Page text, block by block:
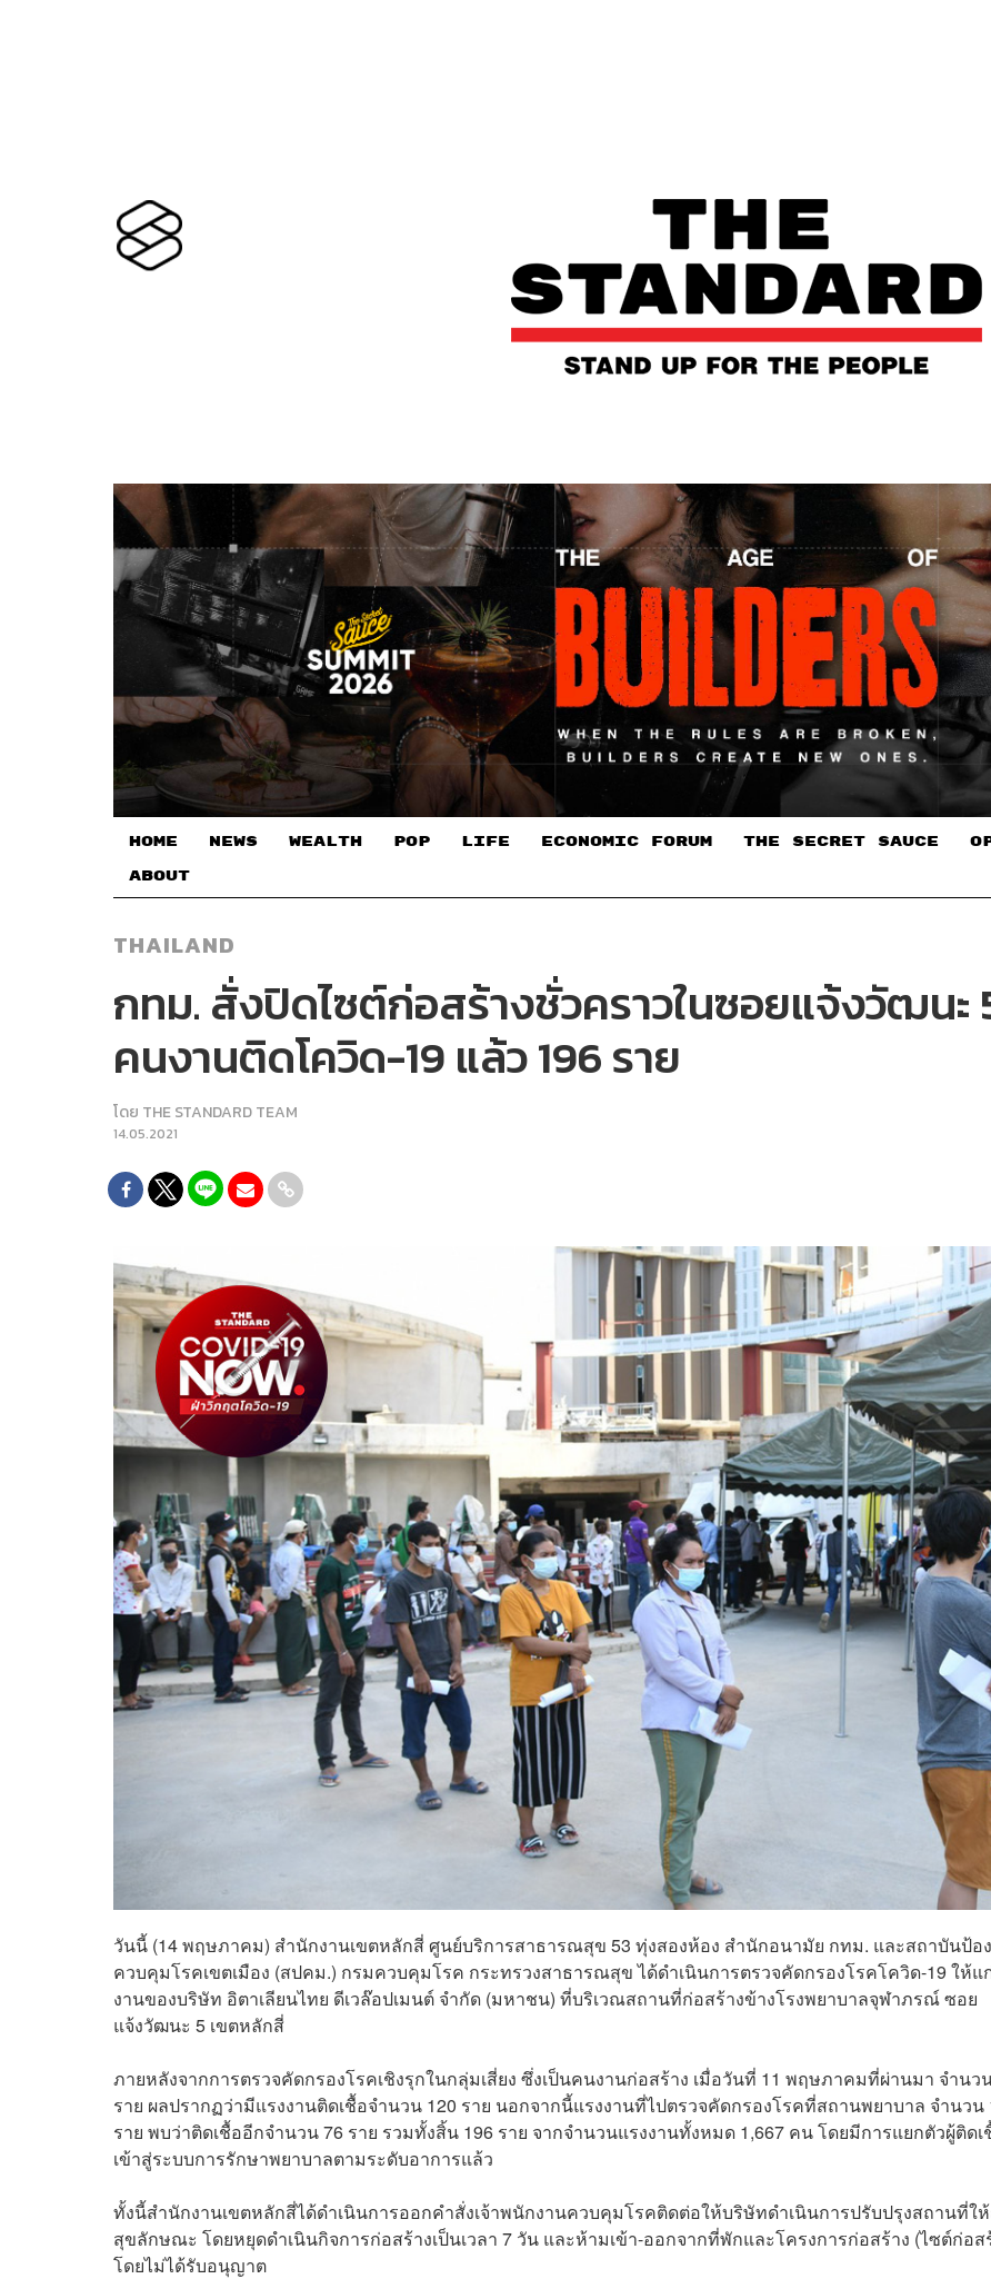
HOME NEWS WEALTH POP LIFE ECONOMIC FORUM THE SECRET SAUCE​
ABOUT
THAILAND
กทม. สั่งปิดไซต์ก่อสร้างชั่วคราวในซอยแจ้งวัฒนะ
คนงานติดโควิด-19 แล้ว 196 ราย
โดย THE STANDARD TEAM
14.05.2021
วันนี้ (14 พฤษภาคม) สำนักงานเขตหลักสี่ ศูนย์บริการสาธารณสุข 53 ทุ่งสองห้อง สำนักอนามัย กทม. และสถาบันป้อ
ควบคุมโรคเขตเมือง (สปคม.) กรมควบคุมโรค กระทรวงสาธารณสุข ได้ดำเนินการตรวจคัดกรองโรคโควิด-19 ให้
งานของบริษัท อิตาเลียนไทย ดีเวล๊อปเมนต์ จำกัด (มหาชน) ที่บริเวณสถานที่ก่อสร้างข้างโรงพยาบาลจุฬาภรณ์ ซอย
แจ้งวัฒนะ 5 เขตหลักสี่
ภายหลังจากการตรวจคัดกรองโรคเชิงรุกในกลุ่มเสี่ยง ซึ่งเป็นคนงานก่อสร้าง เมื่อวันที่ 11 พฤษภาคมที่ผ่านมา จำนว
ราย ผลปรากฏว่ามีแรงงานติดเชื้อจำนวน 120 ราย นอกจากนี้แรงงานที่ไปตรวจคัดกรองโรคที่สถานพยาบาล จำนวน
ราย พบว่าติดเชื้ออีกจำนวน 76 ราย รวมทั้งสิ้น 196 ราย จากจำนวนแรงงานทั้งหมด 1,667 คน โดยมีการแยกตัวผู้ติดเ
เข้าสู่ระบบการรักษาพยาบาลตามระดับอาการแล้ว
ทั้งนี้สำนักงานเขตหลักสี่ได้ดำเนินการออกคำสั่งเจ้าพนักงานควบคุมโรคติดต่อให้บริษัทดำเนินการปรับปรุงสถานที่ใ
สุขลักษณะ โดยหยุดดำเนินกิจการก่อสร้างเป็นเวลา 7 วัน และห้ามเข้า-ออกจากที่พักและโครงการก่อสร้าง (ไซต์ก่อส
โดยไม่ได้รับอนุญาต